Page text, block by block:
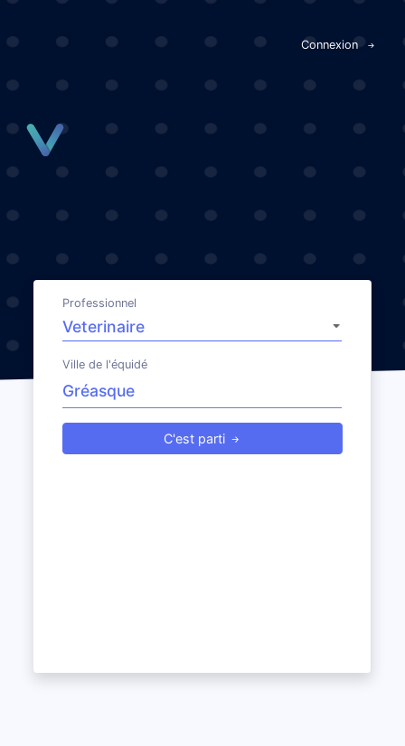
Connexion
Professionnel
Ville de l'équidé
C'est parti